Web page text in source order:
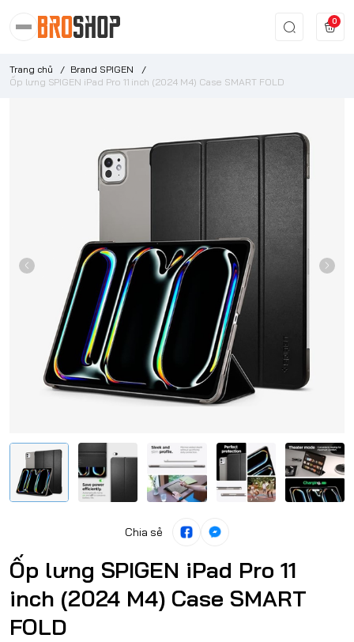
0
Trang chủ / Brand SPIGEN
/
Ốp lưng SPIGEN iPad Pro 11 inch (2024 M4) Case SMART FOLD
Chia sẻ
Ốp lưng SPIGEN iPad Pro 11
inch (2024 M4) Case SMART
FOLD